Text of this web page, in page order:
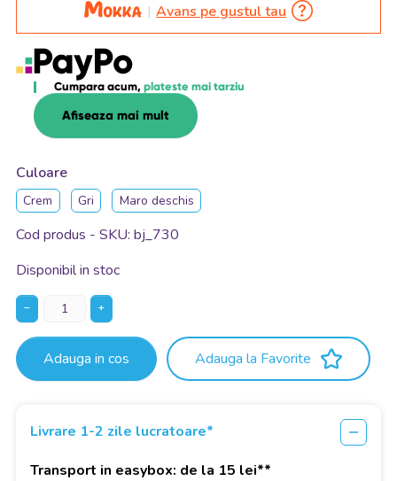
Avans pe gustul tau
Cumpara acum, plateste mai tarziu
Afiseaza mai mult
Culoare
Crem Gri Maro deschis
Cod produs - SKU bj_730
Disponibil in stoc
− +
Adauga in cos Adauga la Favorite
Livrare 1-2 zile lucratoare*
Transport in easybox: de la 15 lei**